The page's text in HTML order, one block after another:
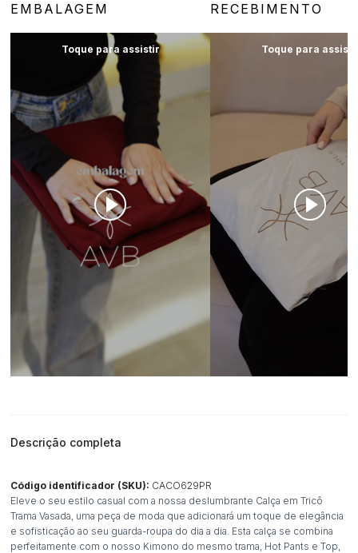
EMBALAGEM RECEBIMENTO
Descrição completa
Código identificador (SKU): CACO629PR
Eleve o seu estilo casual com a nossa deslumbrante Calça em Tricô
Trama Vasada, uma peça de moda que adicionará um toque de elegância
e sofisticação ao seu guarda-roupa do dia a dia. Esta calça se combina
perfeitamente com o nosso Kimono do mesmo trama, Hot Pants e Top,